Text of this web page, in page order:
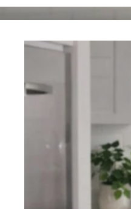
Ollas y Menaje